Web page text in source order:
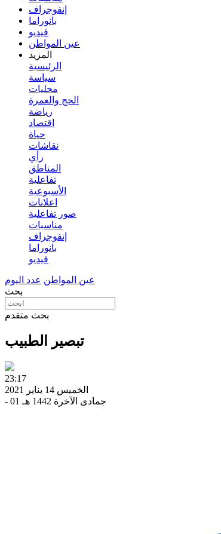
إنفوجراف
بانوراما
فيديو
عين المواطن
المزيد
الرئيسية
سياسة
محليات
الحج والعمرة
رياضة
اقتصاد
حياة
نقاشات
رأي
المناطق
تفاعلية
الأسبوعية
اعلانات
صور تفاعلية
مناسبات
إنفوجراف
بانوراما
فيديو
عين المواطن عدد اليوم
بحث
بحث متقدم
تبصير الطبيب
23:17
الخميس 14 يناير 2021
- 01 جمادى الآخرة 1442 هـ